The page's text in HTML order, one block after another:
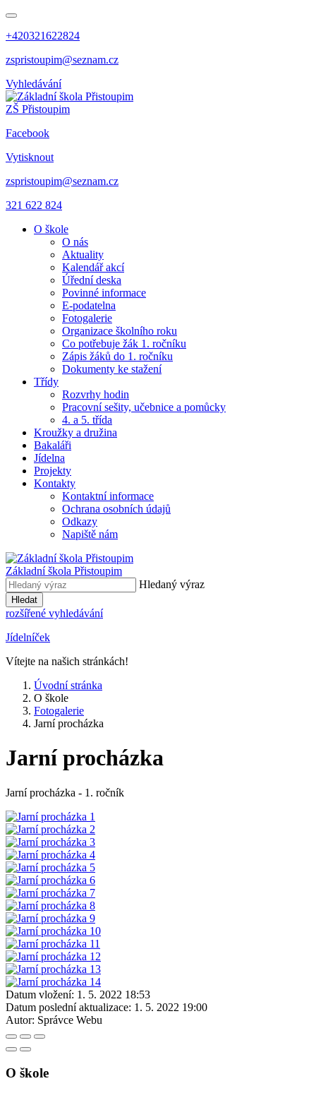
+420321622824
zspristoupim@seznam.cz
Vyhledávání
ZŠ Přistoupim
Facebook
Vytisknout
zspristoupim@seznam.cz
321 622 824
O škole
O nás
Aktuality
Kalendář akcí
Úřední deska
Povinné informace
E-podatelna
Fotogalerie
Organizace školního roku
Co potřebuje žák 1. ročníku
Zápis žáků do 1. ročníku
Dokumenty ke stažení
Třídy
Rozvrhy hodin
Pracovní sešity, učebnice a pomůcky
4. a 5. třída
Kroužky a družina
Bakaláři
Jídelna
Projekty
Kontakty
Kontaktní informace
Ochrana osobních údajů
Odkazy
Napiště nám
Základní škola Přistoupim
Hledaný výraz
Hledat
rozšířené vyhledávání
Jídelníček
Vítejte na našich stránkách!
Úvodní stránka
O škole
Fotogalerie
Jarní procházka
Jarní procházka
Jarní procházka - 1. ročník
Datum vložení: 1. 5. 2022 18:53
Datum poslední aktualizace: 1. 5. 2022 19:00
Autor: Správce Webu
O škole